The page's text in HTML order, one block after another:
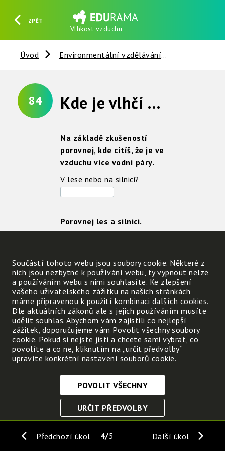
ZPĚT
Vlhkost vzduchu
HLEDAT REGISTROVAT PŘIHLÁSIT SE
Úvod Environmentální vzdělávání
84 Kde je vlhčí vzduch ?
Na základě zkušeností
porovnej, kde cítíš, že je ve
vzduchu více vodní páry.
V lese nebo na silnici?
Porovnej les a silnici.
Co mají stromy v půdě?
Co přijímají rostliny z půdy?
Co se dostává z listů do okolí rostliny?
Předchozí úkol Další úkol
4 5
Součástí tohoto webu jsou soubory cookie. Některé z
nich jsou nezbytné k používání webu, ty vypnout nelze
a používáním webu s nimi souhlasíte. Ke zlepšení
vašeho uživatelského zážitku na našich stránkách
máme připravenou k použití kombinaci dalších cookies.
Dle aktuálních zákonů ale s jejich používáním musíte
udělit souhlas. Abychom vám zajistili co nejlepší
zážitek, doporučujeme vám Povolit všechny soubory
cookie. Pokud si nejste jisti a chcete sami vybrat, co
povolíte a co ne, kliknutím na „určit předvolby“
upravíte konkrétní nastavení souborů cookie.
Nezbytně nutné cookies
Tyto soubory cookie jsou nezbytné, abyste se mohli
funkce. Bez těchto cookies by webové stránky
POVOLIT VŠECHNY
URČIT PŘEDVOLBY